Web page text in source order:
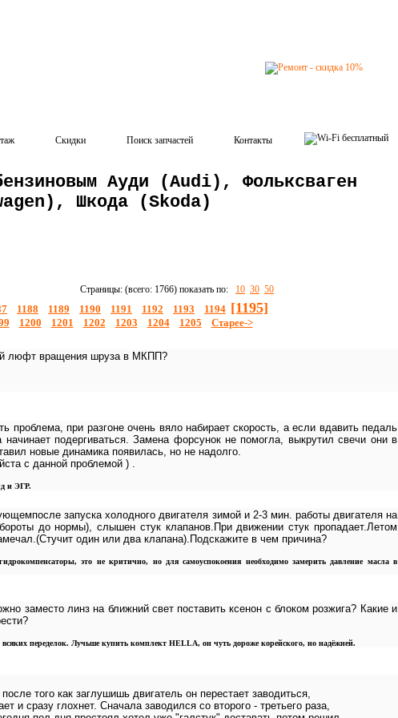
Скидки Поиск запчастей Контакты
Ауди (Audi), Фольксваген
Шкода (Skoda)
Страницы: (всего: 1766) показать по: 10 30 50
1188 1189 1190 1191 1192 1193 1194 [1195]
1200 1201 1202 1203 1204 1205 Старее->
люфт вращения шруза в МКПП?
проблема, при разгоне очень вяло набирает скорость, а если вдавить педаль
подергиваться. Замена форсунок не помогла, выкрутил свечи они в
новые динамика появилась, но не надолго.
с данной проблемой ) .
и ЭГР.
запуска холодного двигателя зимой и 2-3 мин. работы двигателя на
до нормы), слышен стук клапанов.При движении стук пропадает.Летом
один или два клапана).Подскажите в чем причина?
это не критично, но для самоуспокоения необходимо замерить давление масла в
заместо линз на ближний свет поставить ксенон с блоком розжига? Какие и
всяких переделок. Лучьше купить комплект HELLA, он чуть дороже корейского, но надёжней.
того как заглушишь двигатель он перестает заводиться,
и сразу глохнет. Сначала заводился со второго - третьего раза,